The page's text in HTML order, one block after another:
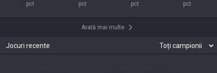
pct
pct
pct
pct
Arată mai multe
Jocuri recente